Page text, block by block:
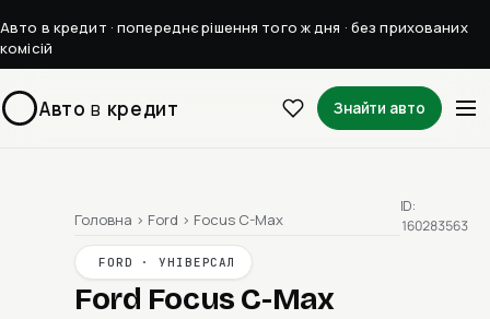
Авто в кредит · попереднє рішення того ж дня · без прихованих
комісій
Авто в кредит Знайти авто
Головна › Ford › Focus C-Max
FORD · УНІВЕРСАЛ
Ford Focus C-Max
ID:
160283563